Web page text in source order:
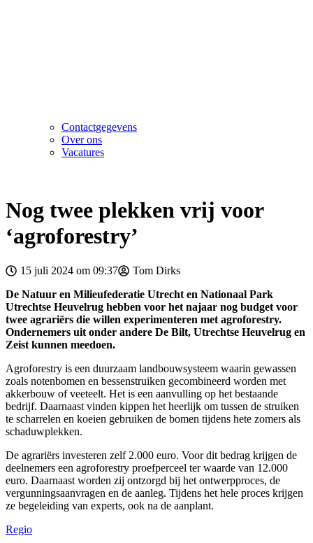
Contactgegevens
Over ons
Vacatures
Nog twee plekken vrij voor
‘agroforestry’
15 juli 2024 om 09:37
Tom Dirks
De Natuur en Milieufederatie Utrecht en Nationaal Park
Utrechtse Heuvelrug hebben voor het najaar nog budget voor
twee agrariërs die willen experimenteren met agroforestry.
Ondernemers uit onder andere De Bilt, Utrechtse Heuvelrug en
Zeist kunnen meedoen.
Agroforestry is een duurzaam landbouwsysteem waarin gewassen
zoals notenbomen en bessenstruiken gecombineerd worden met
akkerbouw of veeteelt. Het is een aanvulling op het bestaande
bedrijf. Daarnaast vinden kippen het heerlijk om tussen de struiken
te scharrelen en koeien gebruiken de bomen tijdens hete zomers als
schaduwplekken.
De agrariërs investeren zelf 2.000 euro. Voor dit bedrag krijgen de
deelnemers een agroforestry proefperceel ter waarde van 12.000
euro. Daarnaast worden zij ontzorgd bij het ontwerpproces, de
vergunningsaanvragen en de aanleg. Tijdens het hele proces krijgen
ze begeleiding van experts, ook na de aanplant.
Regio